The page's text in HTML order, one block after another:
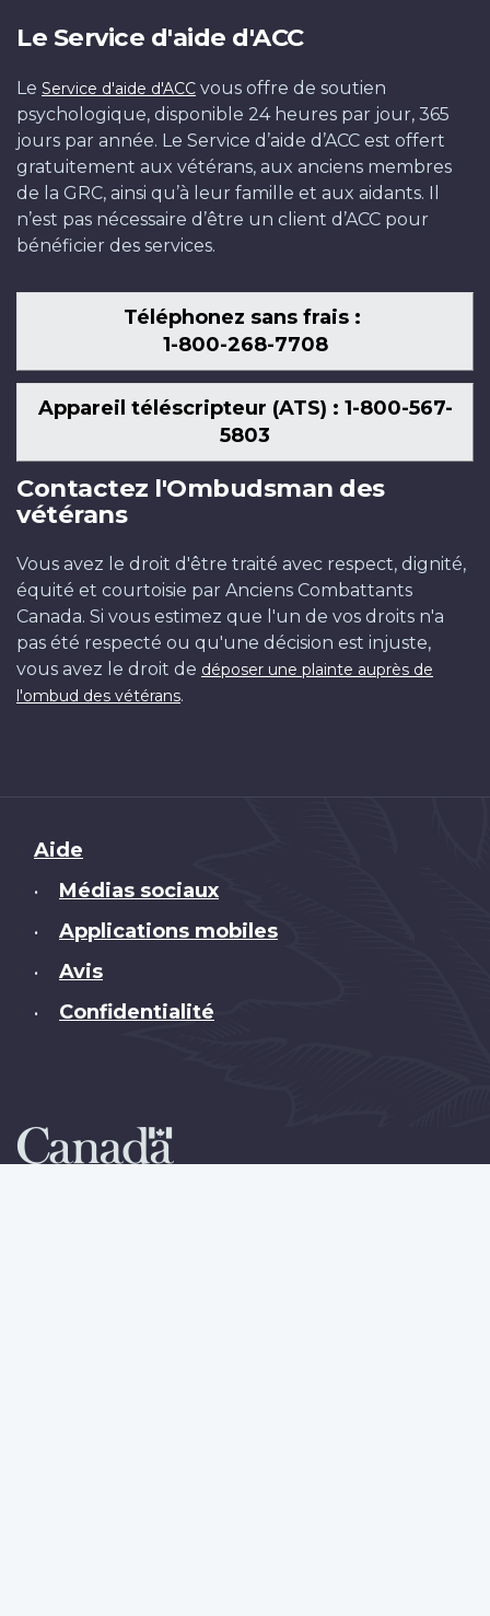
Le Service d'aide d'ACC
Le Service d'aide d'ACC vous offre de soutien
psychologique, disponible 24 heures par jour, 365
jours par année. Le Service d’aide d’ACC est offert
gratuitement aux vétérans, aux anciens membres
de la GRC, ainsi qu’à leur famille et aux aidants. Il
n’est pas nécessaire d’être un client d’ACC pour
bénéficier des services.
Téléphonez sans frais :
1-800-268-7708
Appareil téléscripteur (ATS) : 1-800-567-
5803
Contactez l'Ombudsman des
vétérans
Vous avez le droit d'être traité avec respect, dignité,
équité et courtoisie par Anciens Combattants
Canada. Si vous estimez que l'un de vos droits n'a
pas été respecté ou qu'une décision est injuste,
vous avez le droit de déposer une plainte auprès de
l'ombud des vétérans.
Brand
Aide
• Médias sociaux
• Applications mobiles
• Avis
• Confidentialité